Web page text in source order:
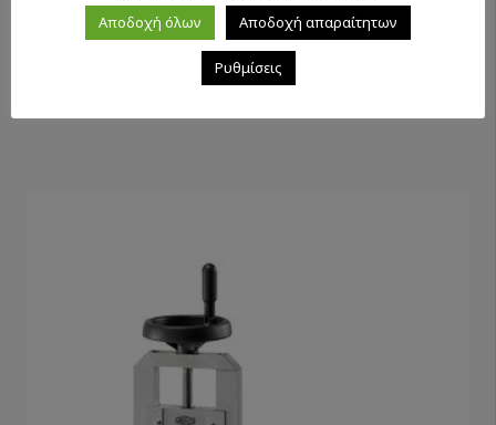
COMET Pump Control Assembly SIRIUS
Αποδοχή όλων Αποδοχή απαραίτητων
Ρυθμίσεις